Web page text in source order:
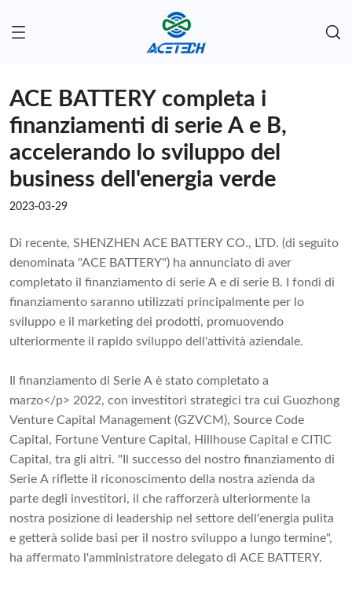
ACE BATTERY completa i
finanziamenti di serie A e B,
accelerando lo sviluppo del
business dell'energia verde
2023-03-29
Di recente, SHENZHEN ACE BATTERY CO., LTD. (di seguito
denominata "ACE BATTERY") ha annunciato di aver
completato il finanziamento di serie A e di serie B. I fondi di
finanziamento saranno utilizzati principalmente per lo
sviluppo e il marketing dei prodotti, promuovendo
ulteriormente il rapido sviluppo dell'attività aziendale.
Il finanziamento di Serie A è stato completato a
marzo</p> 2022, con investitori strategici tra cui Guozhong
Venture Capital Management (GZVCM), Source Code
Capital, Fortune Venture Capital, Hillhouse Capital e CITIC
Capital, tra gli altri. "Il successo del nostro finanziamento di
Serie A riflette il riconoscimento della nostra azienda da
parte degli investitori, il che rafforzerà ulteriormente la
nostra posizione di leadership nel settore dell'energia pulita
e getterà solide basi per il nostro sviluppo a lungo termine",
ha affermato l'amministratore delegato di ACE BATTERY.